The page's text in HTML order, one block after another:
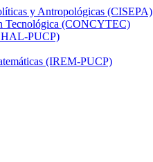
y Antropológicas (CISEPA)
Tecnológica (CONCYTEC)
PUCP)
(IREM-PUCP)